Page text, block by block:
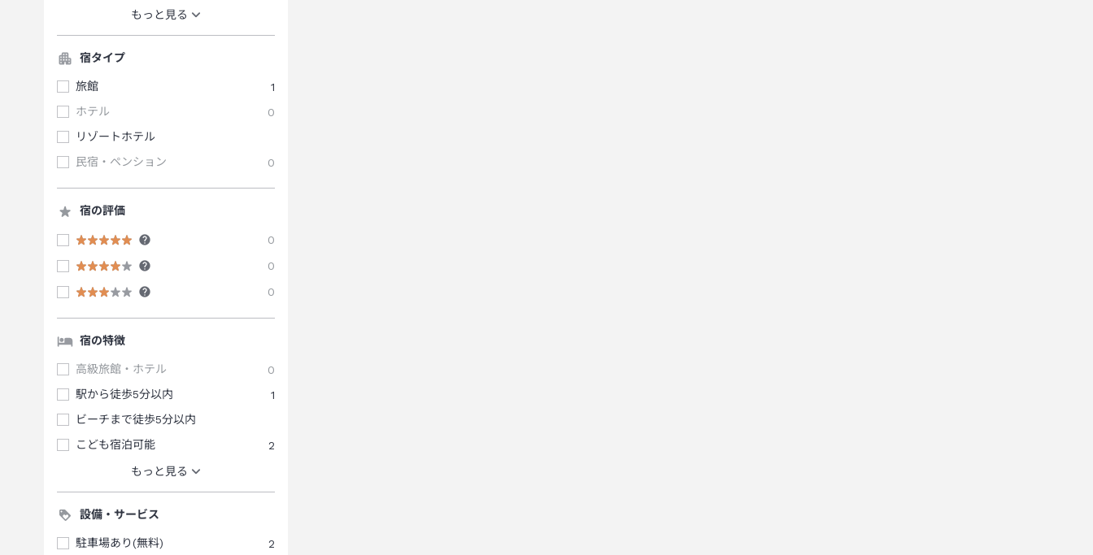
もっと見る
宿タイプ
旅館
1
ホテル
0
リゾートホテル
民宿・ペンション
0
宿の評価
0
0
0
宿の特徴
高級旅館・ホテル
0
駅から徒歩5分以内
1
ビーチまで徒歩5分以内
こども宿泊可能
2
もっと見る
設備・サービス
駐車場あり(無料)
2